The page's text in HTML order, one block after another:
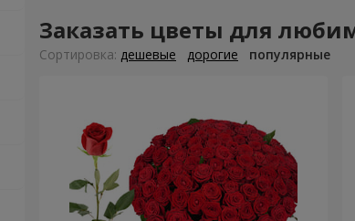
Заказать цветы для
Cортировка: дешевые дорогие популярные